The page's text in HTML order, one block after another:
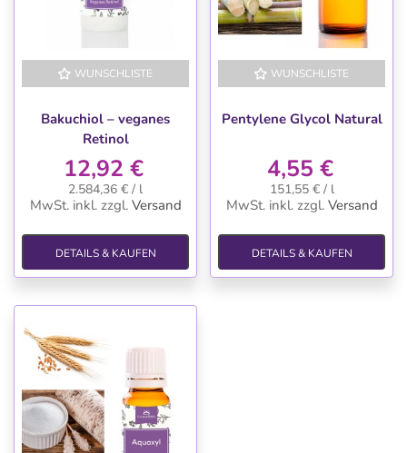
WUNSCHLISTE
Bakuchiol – veganes
Retinol
12,92 €
2.584,36 € / l
MwSt. inkl. zzgl. Versand
DETAILS & KAUFEN
WUNSCHLISTE
Pentylene Glycol Natural
4,55 €
151,55 € / l
MwSt. inkl. zzgl. Versand
DETAILS & KAUFEN